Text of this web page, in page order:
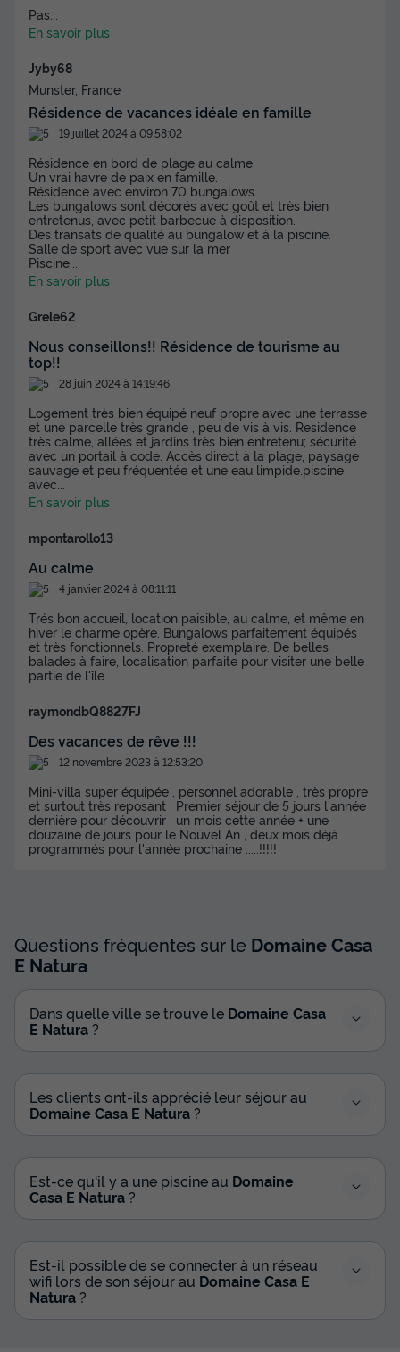
Pas
En savoir plus
Jyby68
Munster, France
Résidence de vacances idéale en famille
19 juillet 2024 à 09:58:02
Résidence en bord de plage au calme.
Un vrai havre de paix en famille.
Résidence avec environ 70 bungalows.
Les bungalows sont décorés avec goût et très bien
entretenus, avec petit barbecue à disposition.
Des transats de qualité au bungalow et à la piscine.
Salle de sport avec vue sur la mer
Piscine
En savoir plus
Grele62
Nous conseillons!! Résidence de tourisme au
top!!
28 juin 2024 à 14:19:46
Logement très bien équipé neuf propre avec une terrasse
et une parcelle très grande , peu de vis à vis. Residence
très calme, allées et jardins très bien entretenu; sécurité
avec un portail à code. Accès direct à la plage, paysage
sauvage et peu fréquentée et une eau limpide.piscine
avec
En savoir plus
mpontarollo13
Au calme
4 janvier 2024 à 08:11:11
Trés bon accueil, location paisible, au calme, et même en
hiver le charme opère. Bungalows parfaitement équipés
et très fonctionnels. Propreté exemplaire. De belles
balades à faire, localisation parfaite pour visiter une belle
partie de l'île.
raymondbQ8827FJ
Des vacances de rêve !!!
12 novembre 2023 à 12:53:20
Mini-villa super équipée , personnel adorable , très propre
et surtout très reposant . Premier séjour de 5 jours l'année
dernière pour découvrir , un mois cette année + une
douzaine de jours pour le Nouvel An , deux mois déjà
programmés pour l'année prochaine .....!!!!!
Questions fréquentes sur le Domaine Casa
E Natura
Dans quelle ville se trouve le Domaine Casa
E Natura ?
Les clients ont-ils apprécié leur séjour au
Domaine Casa E Natura ?
Est-ce qu'il y a une piscine au Domaine
Casa E Natura ?
Est-il possible de se connecter à un réseau
wifi lors de son séjour au Domaine Casa E
Natura ?